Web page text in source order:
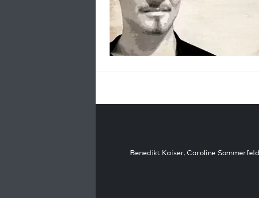
Benedikt Kaiser, Caroline Sommerfeld